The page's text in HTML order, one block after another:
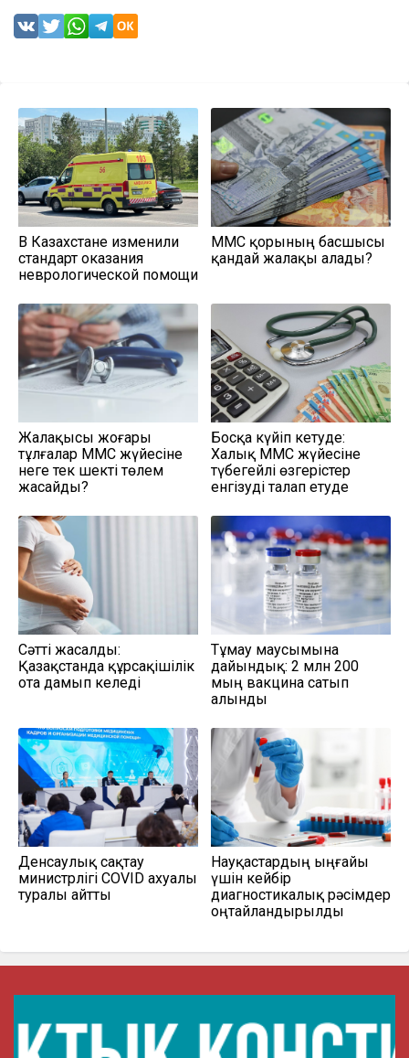
В Казахстане изменили
стандарт оказания
неврологической помощи
МӘМС қорының басшысы
қандай жалақы алады?
Жалақысы жоғары
тұлғалар МӘМС жүйесіне
неге тек шекті төлем
жасайды?
Босқа күйіп кетуде:
Халық МӘМС жүйесіне
түбегейлі өзгерістер
енгізуді талап етуде
Сәтті жасалды:
Қазақстанда құрсақішілік
ота дамып келеді
Тұмау маусымына
дайындық: 2 млн 200
мың вакцина сатып
алынды
Денсаулық сақтау
министрлігі COVID ахуалы
туралы айтты
Науқастардың ыңғайы
үшін кейбір
диагностикалық рәсімдер
оңтайландырылды